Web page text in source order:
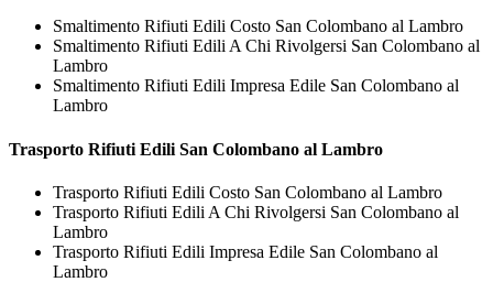
Smaltimento Rifiuti Edili Costo San Colombano al Lambro
Smaltimento Rifiuti Edili A Chi Rivolgersi San Colombano al
Lambro
Smaltimento Rifiuti Edili Impresa Edile San Colombano al
Lambro
Trasporto Rifiuti Edili San Colombano al Lambro
Trasporto Rifiuti Edili Costo San Colombano al Lambro
Trasporto Rifiuti Edili A Chi Rivolgersi San Colombano al
Lambro
Trasporto Rifiuti Edili Impresa Edile San Colombano al
Lambro